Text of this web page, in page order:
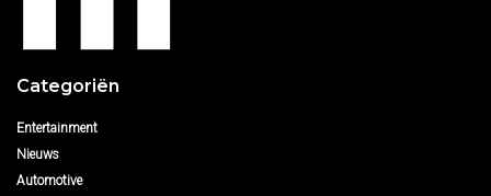
Categoriën
Entertainment
Nieuws
Automotive